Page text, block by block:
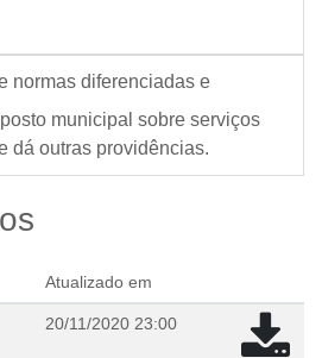
normas diferenciadas e
municipal sobre serviços
dá outras providências.
Atualizado em
20/11/2020 23:00